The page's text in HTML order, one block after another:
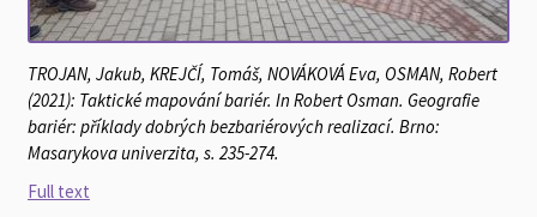
TROJAN, Jakub, KREJČÍ, Tomáš, NOVÁKOVÁ Eva, OSMAN, Robert
(2021): Taktické mapování bariér. In Robert Osman. Geografie
bariér: příklady dobrých bezbariérových realizací. Brno:
Masarykova univerzita, s. 235-274.
Full text